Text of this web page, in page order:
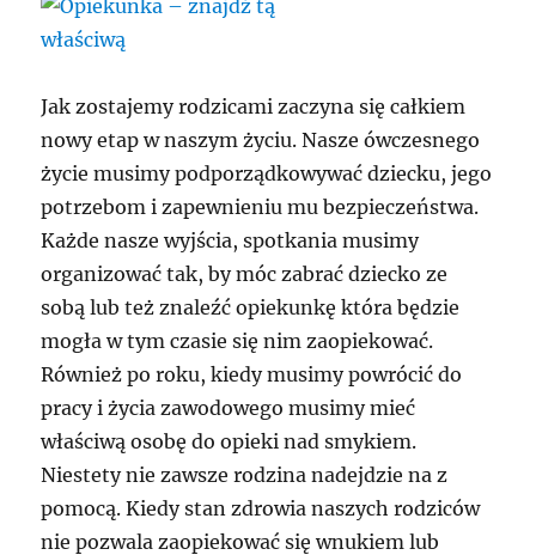
Jak zostajemy rodzicami zaczyna się całkiem
nowy etap w naszym życiu. Nasze ówczesnego
życie musimy podporządkowywać dziecku, jego
potrzebom i zapewnieniu mu bezpieczeństwa.
Każde nasze wyjścia, spotkania musimy
organizować tak, by móc zabrać dziecko ze
sobą lub też znaleźć opiekunkę która będzie
mogła w tym czasie się nim zaopiekować.
Również po roku, kiedy musimy powrócić do
pracy i życia zawodowego musimy mieć
właściwą osobę do opieki nad smykiem.
Niestety nie zawsze rodzina nadejdzie na z
pomocą. Kiedy stan zdrowia naszych rodziców
nie pozwala zaopiekować się wnukiem lub